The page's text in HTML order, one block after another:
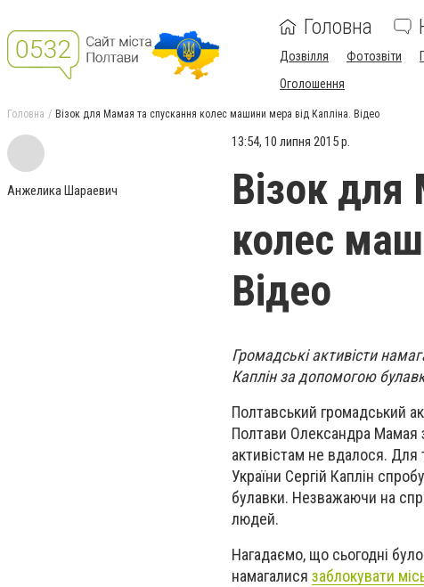
Головна
Дозвілля Фотозвіти
Оголошення
Головна Візок для Мамая та спускання колес машини мера від Капліна. Відео
Анжелика Шараевич
13:54, 10 липня 2015 р.
Візок
колес
Відео
Громадські активісти
Каплін за допомогою
Полтавський громадський
Полтави Олександра Мамая
активістам не вдалося.
України Сергій Каплін
булавки. Незважаючи на
людей.
Нагадаємо, що сьогодні
намагалися заблокувати